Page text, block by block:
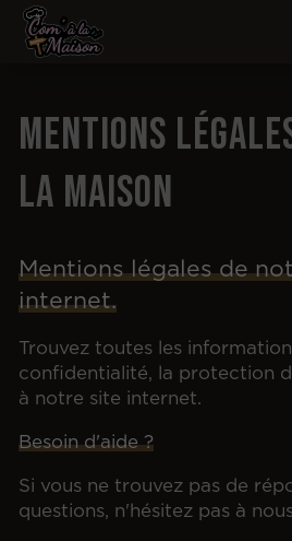
Mentions
la Maison
Mentions légales de
internet.
Trouvez toutes les
confidentialité, la protection
à notre site internet.
Besoin d'aide ?
Si vous ne trouvez pas de
questions, n'hésitez pas à